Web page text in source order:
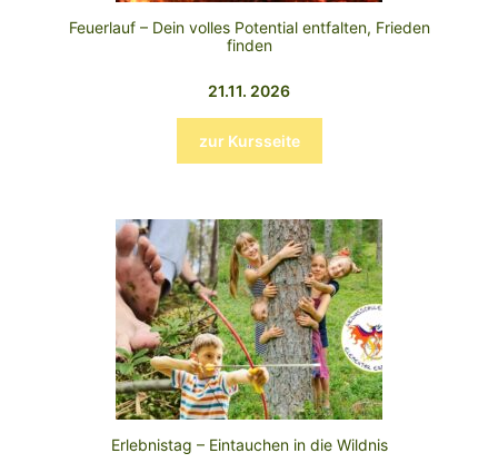
Feuerlauf – Dein volles Potential entfalten, Frieden
finden
21.11. 2026
zur Kursseite
Erlebnistag – Eintauchen in die Wildnis